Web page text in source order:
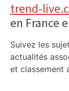
trend-
en France
Suivez les
actualités
et classement